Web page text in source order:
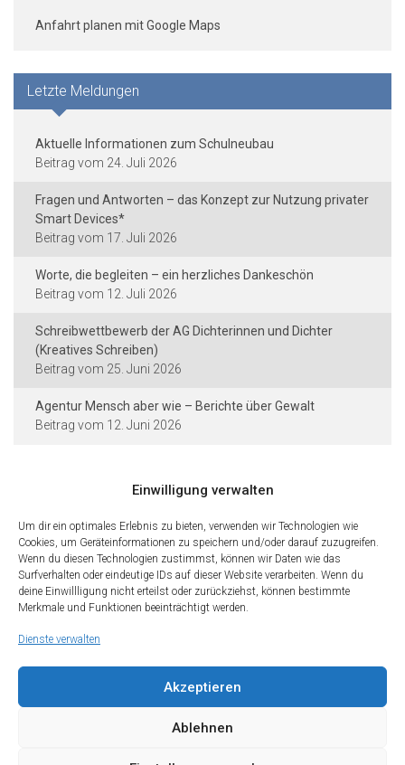
Einwilligung verwalten
Um dir ein optimales Erlebnis zu bieten, verwenden wir Technologien wie
Cookies, um Geräteinformationen zu speichern und/oder darauf zuzugreifen.
Wenn du diesen Technologien zustimmst, können wir Daten wie das
Surfverhalten oder eindeutige IDs auf dieser Website verarbeiten. Wenn du
deine Einwillligung nicht erteilst oder zurückziehst, können bestimmte
Merkmale und Funktionen beeinträchtigt werden.
Dienste verwalten
Akzeptieren
Ablehnen
Anfahrt planen mit Google Maps
Letzte Meldungen
Aktuelle Informationen zum Schulneubau
24. Juli 2026
Fragen und Antworten – das Konzept zur Nutzung privater
Smart Devices*
17. Juli 2026
Worte, die begleiten – ein herzliches Dankeschön
12. Juli 2026
Schreibwettbewerb der AG Dichterinnen und Dichter
(Kreatives Schreiben)
25. Juni 2026
Agentur Mensch aber wie – Berichte über Gewalt
12. Juni 2026
Kontakt und Rechtliches
Städtische Dieter-Forte-Gesamtschule
Heidelberger Straße 75 · 40229 Düsseldorf
Tel.: 0211 · 89 99 611
Fax: 0211 · 89 99 612
Kontakt Impressum
Teilen Sie diese Seite mit Freunden
Wir freuen uns, wenn Sie diese Seite Ihren Freunden und Kontakten